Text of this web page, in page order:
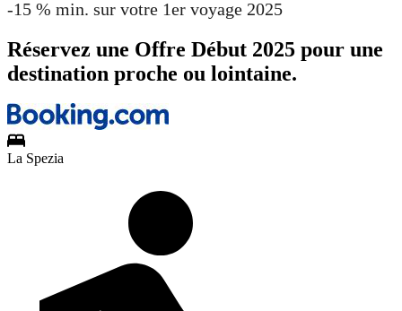
-15 % min. sur votre 1er voyage 2025
Réservez une Offre Début 2025 pour une
destination proche ou lointaine.
La Spezia